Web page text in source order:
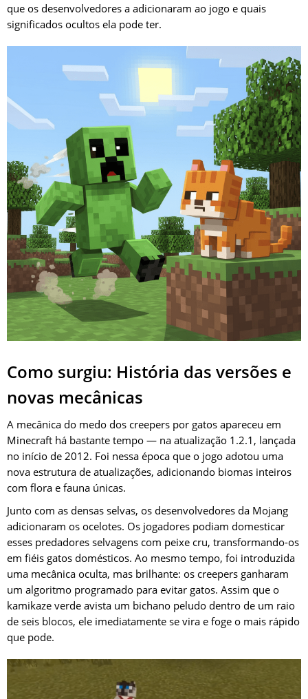
que os desenvolvedores a adicionaram ao jogo e quais
significados ocultos ela pode ter.
Como surgiu: História das versões e
novas mecânicas
A mecânica do medo dos creepers por gatos apareceu em
Minecraft há bastante tempo — na atualização 1.2.1, lançada
no início de 2012. Foi nessa época que o jogo adotou uma
nova estrutura de atualizações, adicionando biomas inteiros
com flora e fauna únicas.
Junto com as densas selvas, os desenvolvedores da Mojang
adicionaram os ocelotes. Os jogadores podiam domesticar
esses predadores selvagens com peixe cru, transformando-os
em fiéis gatos domésticos. Ao mesmo tempo, foi introduzida
uma mecânica oculta, mas brilhante: os creepers ganharam
um algoritmo programado para evitar gatos. Assim que o
kamikaze verde avista um bichano peludo dentro de um raio
de seis blocos, ele imediatamente se vira e foge o mais rápido
que pode.